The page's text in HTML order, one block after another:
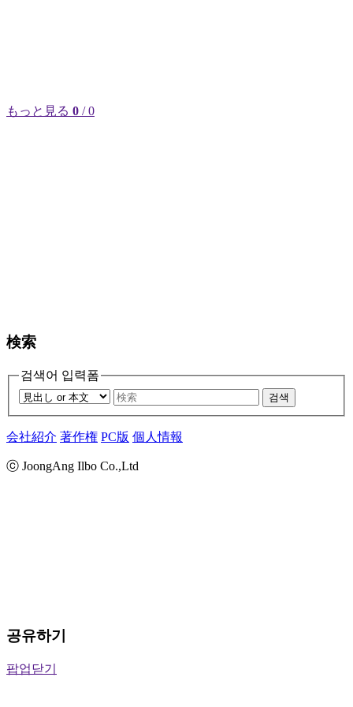
もっと見る 0 / 0
検索
검색어 입력폼
검색
会社紹介 著作権 PC版 個人情報
ⓒ JoongAng Ilbo Co.,Ltd
공유하기
팝업닫기